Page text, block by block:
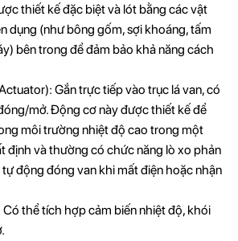
thiết kế đặc biệt và lót bằng các vật
dụng (như bông gốm, sợi khoáng, tấm
bên trong để đảm bảo khả năng cách
Gắn trực tiếp vào trục lá van, có
mở. Động cơ này được thiết kế để
môi trường nhiệt độ cao trong một
định và thường có chức năng lò xo phản
động đóng van khi mất điện hoặc nhận
thể tích hợp cảm biến nhiệt độ, khói